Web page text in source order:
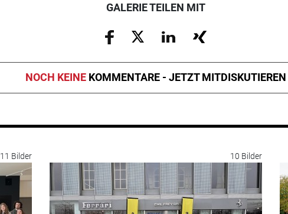
GALERIE TEILEN MIT
NOCH KEINE KOMMENTARE - JETZT MITDISKUTIEREN
11 Bilder 10 Bilder